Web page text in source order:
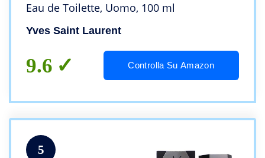
Eau de Toilette, Uomo, 100 ml
Yves Saint Laurent
9.6 Controlla Su Amazon
5